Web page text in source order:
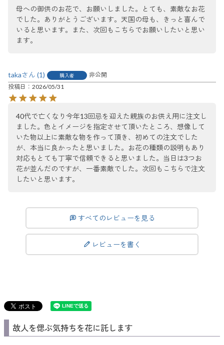
母への御供のお花で、お願いしました。とても、素敵なお花
でした。ありがとうございます。天国の母も、きっと喜んで
いると思います。また、次回もこちらでお願いしたいと思い
ます。
taka 1 購入者
非公開
投稿日
2026/05/31
40代で亡くなり今年13回忌を迎えた親族のお供え用に注文し
ました。色とイメージを指定させて頂いたところ、想像して
いた物以上に素敵な物を作って頂き、初めての注文でした
が、本当に良かったと思いました。お花の種類の説明もあり
対応もとても丁寧で信頼できると思いました。当日は3つお
花が並んだのですが、一番素敵でした。次回もこちらで注文
したいと思います。
すべてのレビューを見る
レビューを書く
故人を偲ぶ気持ちを花に託します